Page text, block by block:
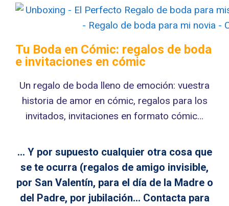
Tu Boda en Cómic: regalos de boda
e invitaciones en cómic
Un regalo de boda lleno de emoción: vuestra
historia de amor en cómic, regalos para los
invitados, invitaciones en formato cómic…
… Y por supuesto cualquier otra cosa que
se te ocurra (regalos de amigo invisible,
por San Valentín, para el día de la Madre o
del Padre, por jubilación… Contacta para